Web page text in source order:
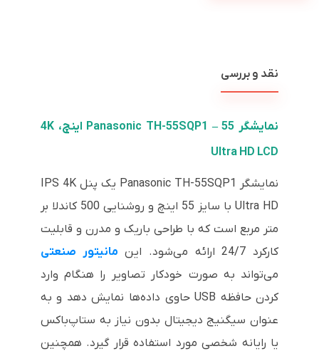
نقد و بررسی
نمایشگر Panasonic TH-55SQP1 – 55 اینچ، 4K
Ultra HD LCD
نمایشگر Panasonic TH-55SQP1 یک پنل IPS 4K
Ultra HD با سایز 55 اینچ و روشنایی 500 کاندلا بر
متر مربع است که با طراحی باریک و مدرن و قابلیت
کارکرد 24/7 ارائه می‌شود. این
مانیتور صنعتی
می‌تواند به صورت خودکار تصاویر را هنگام وارد
کردن حافظه USB حاوی داده‌ها نمایش دهد و به
عنوان سیگنیج دیجیتال بدون نیاز به ستاپ‌باکس
یا رایانه شخصی مورد استفاده قرار گیرد. همچنین